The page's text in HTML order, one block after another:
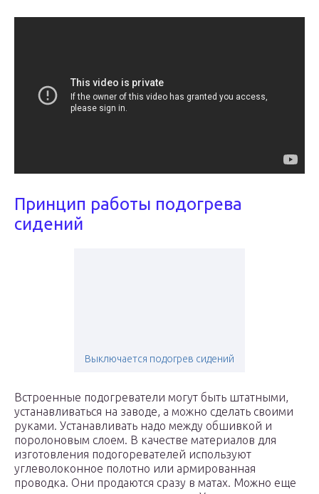
Принцип работы подогрева
сидений
Выключается подогрев сидений
Встроенные подогреватели могут быть штатными,
устанавливаться на заводе, а можно сделать своими
руками. Устанавливать надо между обшивкой и
поролоновым слоем. В качестве материалов для
изготовления подогоревателей используют
углеволоконное полотно или армированная
проводка. Они продаются сразу в матах. Можно еще